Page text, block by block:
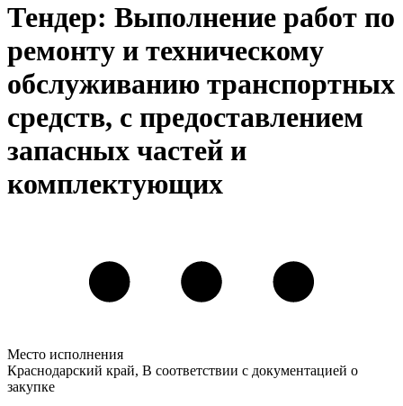
Тендер: Выполнение работ по
ремонту и техническому
обслуживанию транспортных
средств, с предоставлением
запасных частей и
комплектующих
Место исполнения
Краснодарский край, В соответствии с документацией о
закупке